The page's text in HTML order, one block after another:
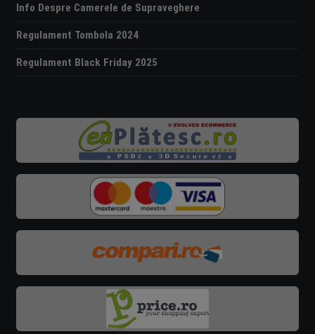
Info Despre Camerele de Supraveghere
Regulament Tombola 2024
Regulament Black Friday 2025